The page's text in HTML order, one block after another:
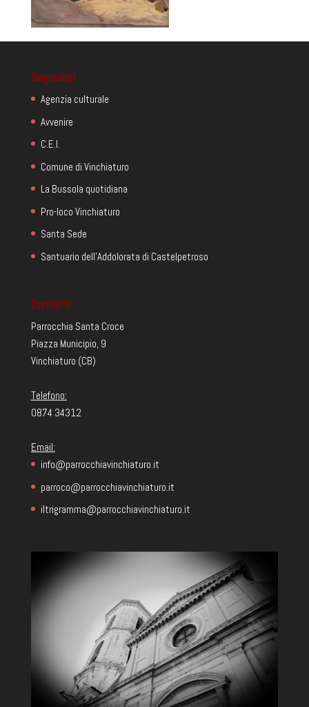
Segnalibri
Agenzia culturale
Avvenire
C.E.I.
Comune di Vinchiaturo
La Bussola quotidiana
Pro-loco Vinchiaturo
Santa Sede
Santuario dell'Addolorata di Castelpetroso
Contatti
Parrocchia Santa Croce
Piazza Municipio, 9
Vinchiaturo (CB)
Telefono:
0874 34312
Email:
info@parrocchiavinchiaturo.it
parroco@parrocchiavinchiaturo.it
iltrigramma@parrocchiavinchiaturo.it